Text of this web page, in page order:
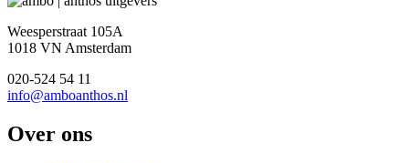
Weesperstraat 105A
1018 VN Amsterdam
020-524 54 11
info@amboanthos.nl
Over ons